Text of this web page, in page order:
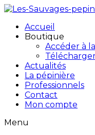
Accueil
Boutique
Accéder à
Actualités
La pépinière
Professionnels
Contact
Mon compte
Menu